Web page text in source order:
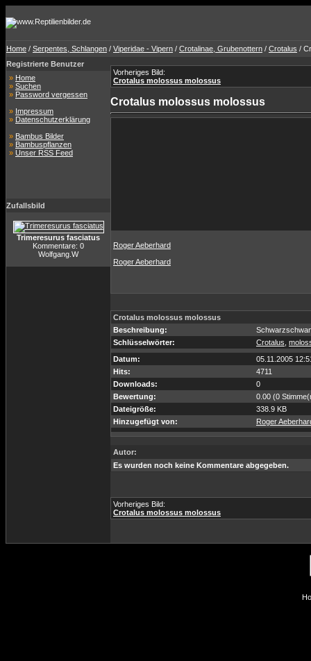
Home / Serpentes, Schlangen / Viperidae - Vipern / Crotalinae, Grubenottern / Crotalus /
Registrierte Benutzer
» Home
» Suchen
» Password vergessen
» Impressum
» Datenschutzerklärung
» Bambus Bilder
» Bambuspflanzen
» Unser RSS Feed
Zufallsbild
Trimeresurus fasciatus
Kommentare: 0
Wolfgang.W
Vorheriges Bild:
Crotalus molossus molossus
Crotalus molossus molossus
Roger Aeberhard
Roger Aeberhard
Crotalus molossus molossus
Beschreibung:
Schlüsselwörter:
Crotalus
Datum:
05.11.2005
Hits:
4711
Downloads:
0
Bewertung:
0.00 (0
Dateigröße:
338.9 KB
Hinzugefügt von:
Roger
Autor:
Es wurden noch keine Kommentare abgegeben.
Vorheriges Bild:
Crotalus molossus molossus